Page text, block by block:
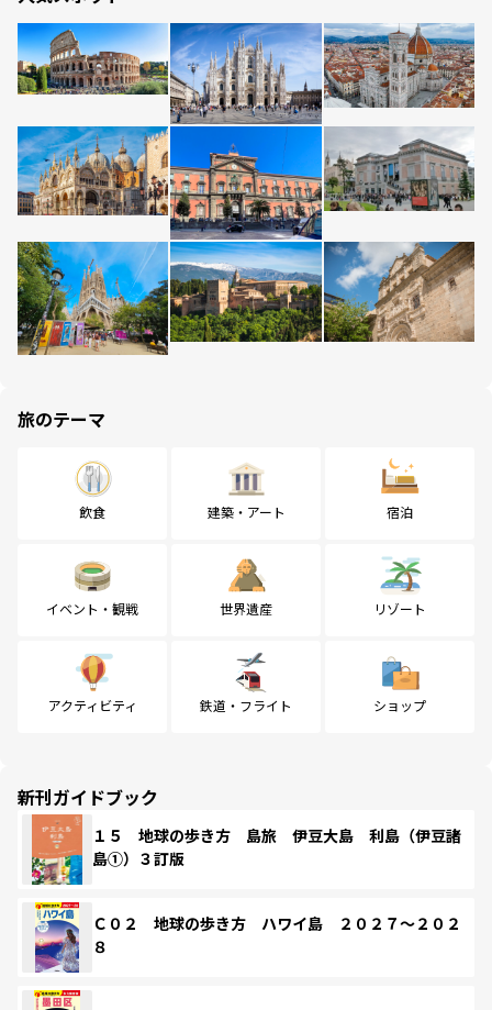
旅のテーマ
飲食 建築・アート 宿泊
イベント・観戦 世界遺産 リゾート
アクティビティ 鉄道・フライト ショップ
新刊ガイドブック
１５ 地球の歩き方 島旅 伊豆大島 利島（伊豆諸
島①）３訂版
Ｃ０２ 地球の歩き方 ハワイ島 ２０２７～２０２
８